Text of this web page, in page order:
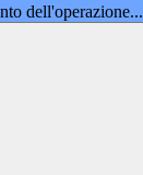
dell'operazione...